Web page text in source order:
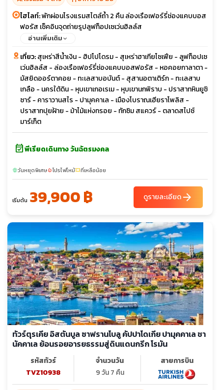
ไฮไลท์:พักผ่อนโรงแรมสไตล์ถ้ำ 2 คืน ล่องเรือเฟอร์รี่ช่องแคบบอส
ฟอรัส เช็คอินจุดถ่ายรูปลูฟท็อปเซเว่นฮิลล์ส
อ่านเพิ่มเติม
เที่ยว:สุเหร่าสีน้ำเงิน - ฮิปโปโดรม - สุเหร่าฮาเกียโซเฟีย - ลูฟท็อปเซ
เว่นฮิลล์ส - ล่องเรือเฟอร์รี่ช่องแคบบอสฟอรัส - หอคอยกาลาตา -
มัสยิดออร์ตาคอย - ทะเลสาบอบันต์ - สุสานอตาเติร์ก - ทะเลสาบ
เกลือ - นครใต้ดิน - หุบเขาเกอเรเม - หุบเขานกพิราบ - ปราสาทหินยูชิ
ซาร์ - คาราวานสไร - ปามุคคาเล - เมืองโบราณเฮียราโพลิส -
ปราสาทปุยฝ้าย - ม้าไม้แห่งทรอย - ทักซิม สแควร์ - ตลาดสไปซ์
มาร์เก็ต
event_availableพีเรียดเดินทาง วันฉัตรมงคล
sunnyวันหยุดพิเศษlocal_fire_departmentโปรไฟไหม้confirmation_numberที่เหลือน้อย
เริ่มต้น 39,900 ฿ ดูรายละเอียดarrow_forward
ทัวร์ตุรเคีย อิสตันบูล ซาฟรานโบลู คัปปาโดเกีย ปามุคคาเล ชา
นัคคาเล ย้อนรอยอารยธรรมสู่ดินแดนกรีก โรมัน
รหัสทัวร์
TVZ10938
จำนวนวัน
9 วัน 7 คืน
สายการบิน